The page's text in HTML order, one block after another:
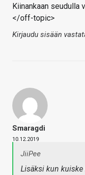
Kiinankaan seudulla
</off-topic>
Kirjaudu sisään
Smaragdi
10.12.2019
JiiPee
Lisäksi kun